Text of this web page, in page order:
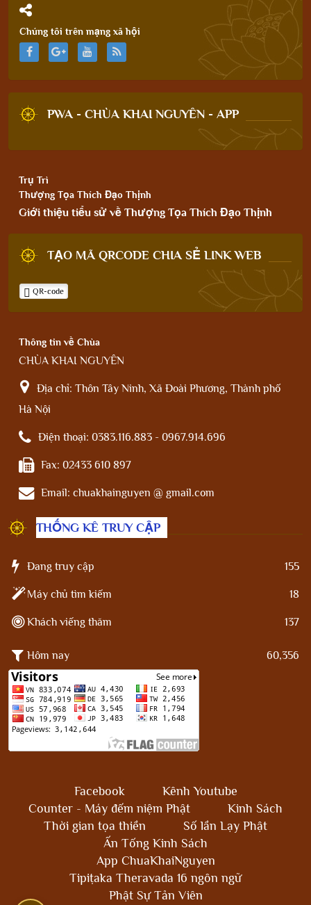
Chúng tôi trên mạng xã hội
PWA - CHÙA KHAI NGUYÊN - APP
Trụ Trì
Thượng Tọa Thích Đạo Thịnh
Giới thiệu tiểu sử về Thượng Tọa Thích Đạo Thịnh
TẠO MÃ QRCODE CHIA SẺ LINK WEB
QR-code
Thông tin về Chùa
CHÙA KHAI NGUYÊN
Địa chỉ: Thôn Tây Ninh, Xã Đoài Phương, Thành phố
Hà Nội
Điện thoại: 0383.116.883 - 0967.914.696
Fax: 02433 610 897
Email: chuakhainguyen @ gmail.com
THỐNG KÊ TRUY CẬP
Đang truy cập 155
Máy chủ tìm kiếm 18
Khách viếng thăm 137
Hôm nay 60,356
Facebook
Kênh Youtube
Counter - Máy đếm niệm Phật
Kinh Sách
Thời gian tọa thiền
Số lần Lạy Phật
Ấn Tống Kinh Sách
App ChuaKhaiNguyen
Tipiṭaka Theravada 16 ngôn ngữ
Phật Sự Tản Viên